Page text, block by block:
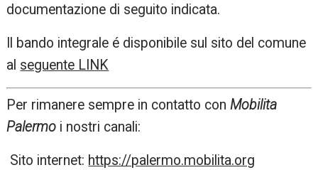
documentazione di seguito indicata.
Il bando integrale é disponibile sul sito del comune
al seguente LINK
Per rimanere sempre in contatto conMobilita
Palermo i nostri canali:
Sito internet: https://palermo.mobilita.org